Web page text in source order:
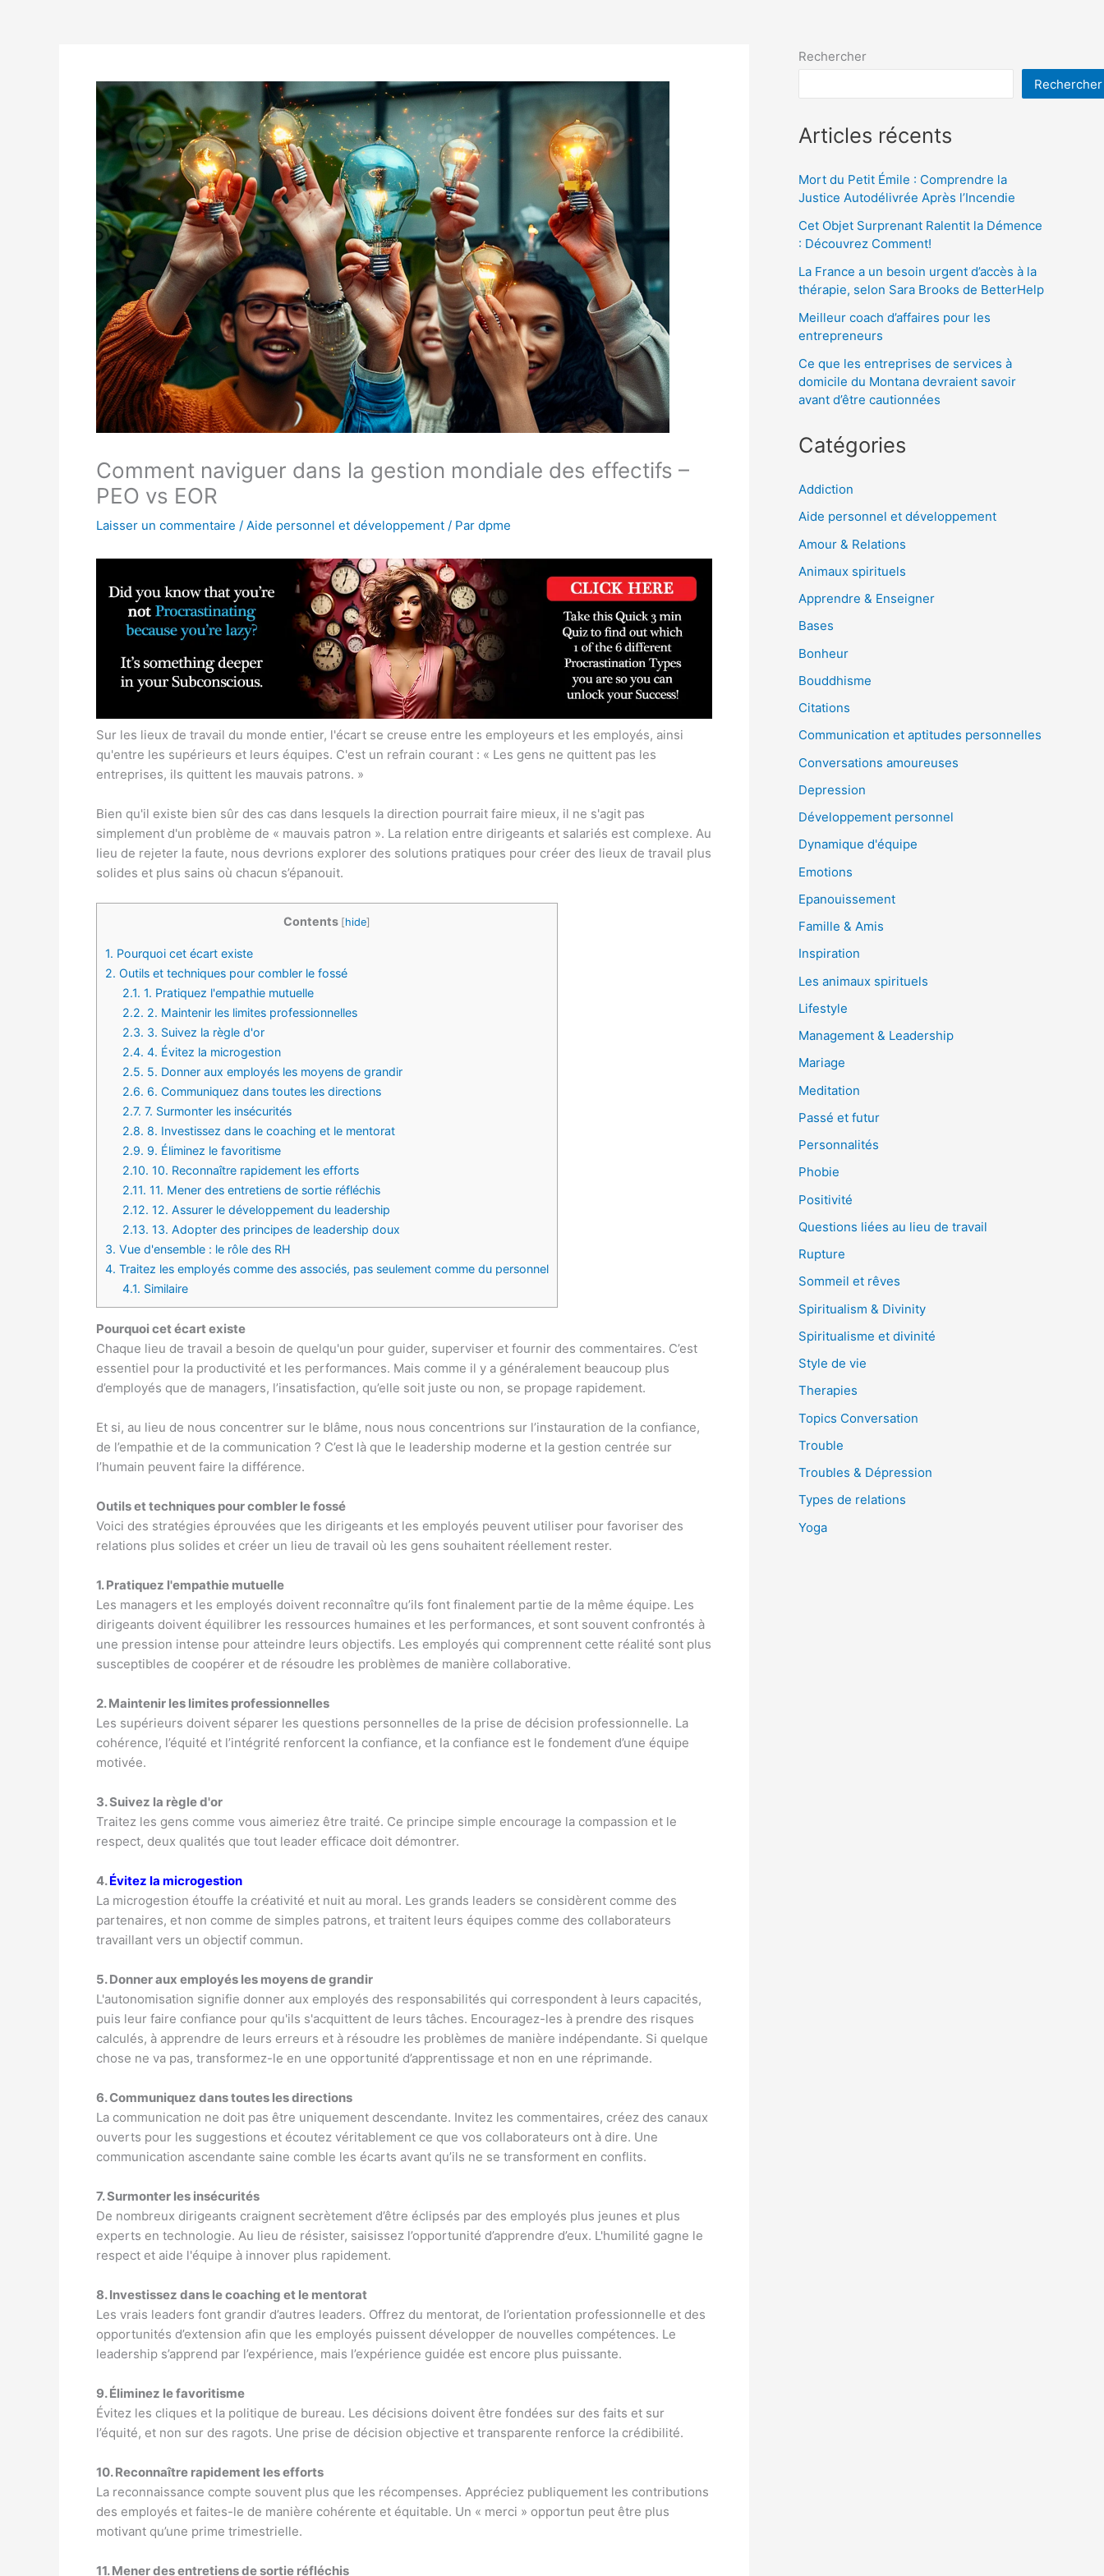
Comment naviguer dans la gestion mondiale des effectifs –
PEO vs EOR
Laisser un commentaire / Aide personnel et développement / Par dpme
Sur les lieux de travail du monde entier, l'écart se creuse entre les employeurs et les employés, ainsi
qu'entre les supérieurs et leurs équipes. C'est un refrain courant : « Les gens ne quittent pas les
entreprises, ils quittent les mauvais patrons. »
Bien qu'il existe bien sûr des cas dans lesquels la direction pourrait faire mieux, il ne s'agit pas
simplement d'un problème de « mauvais patron ». La relation entre dirigeants et salariés est complexe. Au
lieu de rejeter la faute, nous devrions explorer des solutions pratiques pour créer des lieux de travail plus
solides et plus sains où chacun s’épanouit.
Contents [hide]
1. Pourquoi cet écart existe
2. Outils et techniques pour combler le fossé
2.1. 1. Pratiquez l'empathie mutuelle
2.2. 2. Maintenir les limites professionnelles
2.3. 3. Suivez la règle d'or
2.4. 4. Évitez la microgestion
2.5. 5. Donner aux employés les moyens de grandir
2.6. 6. Communiquez dans toutes les directions
2.7. 7. Surmonter les insécurités
2.8. 8. Investissez dans le coaching et le mentorat
2.9. 9. Éliminez le favoritisme
2.10. 10. Reconnaître rapidement les efforts
2.11. 11. Mener des entretiens de sortie réfléchis
2.12. 12. Assurer le développement du leadership
2.13. 13. Adopter des principes de leadership doux
3. Vue d'ensemble : le rôle des RH
4. Traitez les employés comme des associés, pas seulement comme du personnel
4.1. Similaire
Pourquoi cet écart existe
Chaque lieu de travail a besoin de quelqu'un pour guider, superviser et fournir des commentaires. C’est
essentiel pour la productivité et les performances. Mais comme il y a généralement beaucoup plus
d’employés que de managers, l’insatisfaction, qu’elle soit juste ou non, se propage rapidement.
Et si, au lieu de nous concentrer sur le blâme, nous nous concentrions sur l’instauration de la confiance,
de l’empathie et de la communication ? C’est là que le leadership moderne et la gestion centrée sur
l’humain peuvent faire la différence.
Outils et techniques pour combler le fossé
Voici des stratégies éprouvées que les dirigeants et les employés peuvent utiliser pour favoriser des
relations plus solides et créer un lieu de travail où les gens souhaitent réellement rester.
1. Pratiquez l'empathie mutuelle
Les managers et les employés doivent reconnaître qu’ils font finalement partie de la même équipe. Les
dirigeants doivent équilibrer les ressources humaines et les performances, et sont souvent confrontés à
une pression intense pour atteindre leurs objectifs. Les employés qui comprennent cette réalité sont plus
susceptibles de coopérer et de résoudre les problèmes de manière collaborative.
2. Maintenir les limites professionnelles
Les supérieurs doivent séparer les questions personnelles de la prise de décision professionnelle. La
cohérence, l’équité et l’intégrité renforcent la confiance, et la confiance est le fondement d’une équipe
motivée.
3. Suivez la règle d'or
Traitez les gens comme vous aimeriez être traité. Ce principe simple encourage la compassion et le
respect, deux qualités que tout leader efficace doit démontrer.
4.Évitez la microgestion
La microgestion étouffe la créativité et nuit au moral. Les grands leaders se considèrent comme des
partenaires, et non comme de simples patrons, et traitent leurs équipes comme des collaborateurs
travaillant vers un objectif commun.
5. Donner aux employés les moyens de grandir
L'autonomisation signifie donner aux employés des responsabilités qui correspondent à leurs capacités,
puis leur faire confiance pour qu'ils s'acquittent de leurs tâches. Encouragez-les à prendre des risques
calculés, à apprendre de leurs erreurs et à résoudre les problèmes de manière indépendante. Si quelque
chose ne va pas, transformez-le en une opportunité d’apprentissage et non en une réprimande.
6. Communiquez dans toutes les directions
La communication ne doit pas être uniquement descendante. Invitez les commentaires, créez des canaux
ouverts pour les suggestions et écoutez véritablement ce que vos collaborateurs ont à dire. Une
communication ascendante saine comble les écarts avant qu’ils ne se transforment en conflits.
7. Surmonter les insécurités
De nombreux dirigeants craignent secrètement d’être éclipsés par des employés plus jeunes et plus
experts en technologie. Au lieu de résister, saisissez l’opportunité d’apprendre d’eux. L'humilité gagne le
respect et aide l'équipe à innover plus rapidement.
8. Investissez dans le coaching et le mentorat
Les vrais leaders font grandir d’autres leaders. Offrez du mentorat, de l’orientation professionnelle et des
opportunités d’extension afin que les employés puissent développer de nouvelles compétences. Le
leadership s’apprend par l’expérience, mais l’expérience guidée est encore plus puissante.
9. Éliminez le favoritisme
Évitez les cliques et la politique de bureau. Les décisions doivent être fondées sur des faits et sur
l’équité, et non sur des ragots. Une prise de décision objective et transparente renforce la crédibilité.
10. Reconnaître rapidement les efforts
La reconnaissance compte souvent plus que les récompenses. Appréciez publiquement les contributions
des employés et faites-le de manière cohérente et équitable. Un « merci » opportun peut être plus
motivant qu’une prime trimestrielle.
11. Mener des entretiens de sortie réfléchis
Rechercher
Rechercher
Articles récents
Mort du Petit Émile : Comprendre la
Justice Autodélivrée Après l’Incendie
Cet Objet Surprenant Ralentit la Démence
: Découvrez Comment!
La France a un besoin urgent d’accès à la
thérapie, selon Sara Brooks de BetterHelp
Meilleur coach d’affaires pour les
entrepreneurs
Ce que les entreprises de services à
domicile du Montana devraient savoir
avant d’être cautionnées
Catégories
Addiction
Aide personnel et développement
Amour & Relations
Animaux spirituels
Apprendre & Enseigner
Bases
Bonheur
Bouddhisme
Citations
Communication et aptitudes personnelles
Conversations amoureuses
Depression
Développement personnel
Dynamique d'équipe
Emotions
Epanouissement
Famille & Amis
Inspiration
Les animaux spirituels
Lifestyle
Management & Leadership
Mariage
Meditation
Passé et futur
Personnalités
Phobie
Positivité
Questions liées au lieu de travail
Rupture
Sommeil et rêves
Spiritualism & Divinity
Spiritualisme et divinité
Style de vie
Therapies
Topics Conversation
Trouble
Troubles & Dépression
Types de relations
Yoga